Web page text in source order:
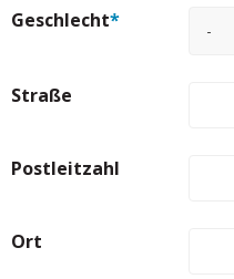
Geschlecht* -
Straße
Postleitzahl
Ort